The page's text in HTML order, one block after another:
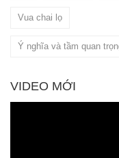
Vua chai lọ
Ý nghĩa và tầm quan
VIDEO MỚI